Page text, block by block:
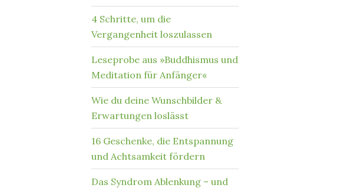
4 Schritte, um die
Vergangenheit loszulassen
Leseprobe aus »Buddhismus und
Meditation für Anfänger«
Wie du deine Wunschbilder &
Erwartungen loslässt
16 Geschenke, die Entspannung
und Achtsamkeit fördern
Das Syndrom Ablenkung – und